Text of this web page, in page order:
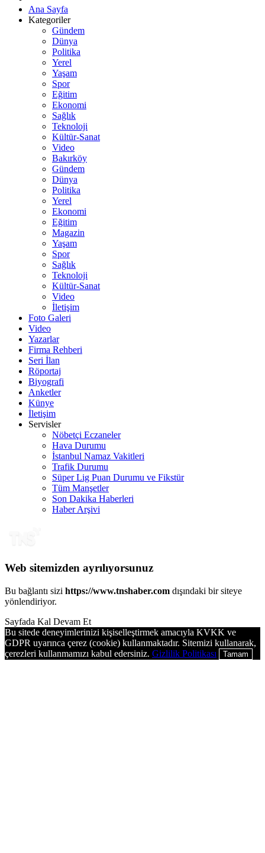
Ana Sayfa
Kategoriler
Gündem
Dünya
Politika
Yerel
Yaşam
Spor
Eğitim
Ekonomi
Sağlık
Teknoloji
Kültür-Sanat
Video
Bakırköy
Gündem
Dünya
Politika
Yerel
Ekonomi
Eğitim
Magazin
Yaşam
Spor
Sağlık
Teknoloji
Kültür-Sanat
Video
İletişim
Foto Galeri
Video
Yazarlar
Firma Rehberi
Seri İlan
Röportaj
Biyografi
Anketler
Künye
İletişim
Servisler
Nöbetçi Eczaneler
Hava Durumu
İstanbul Namaz Vakitleri
Trafik Durumu
Süper Lig Puan Durumu ve Fikstür
Tüm Manşetler
Son Dakika Haberleri
Haber Arşivi
Web sitemizden ayrılıyorsunuz
Bu bağlantı sizi https://www.tnshaber.com dışındaki bir siteye
yönlendiriyor.
Sayfada Kal Devam Et
Bu sitede deneyimlerinizi kişiselleştirmek amacıyla KVKK ve
GDPR uyarınca çerez (cookie) kullanmaktadır. Sitemizi kullanarak,
çerezleri kullanmamızı kabul edersiniz. Gizlilik Politikası Tamam